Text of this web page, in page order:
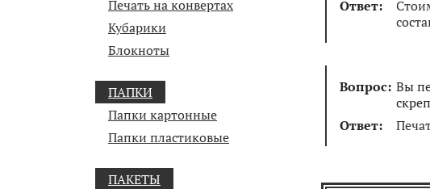
Печать на конвертах
Кубарики
Блокноты
ПАПКИ
Папки картонные
Папки пластиковые
ПАКЕТЫ
Ответ:
Вопрос: Вы
Ответ: